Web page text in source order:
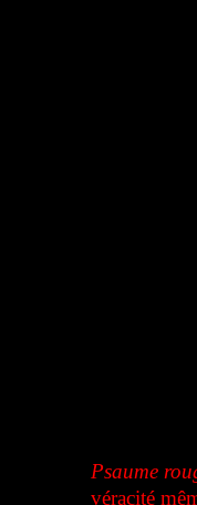
Psaume
véracité